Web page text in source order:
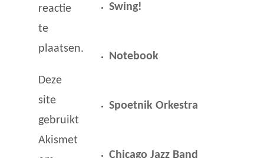
reactie
te
plaatsen.
Deze
site
gebruikt
Akismet
Swing!
Notebook
Spoetnik Orkestra
Chicago Jazz Band